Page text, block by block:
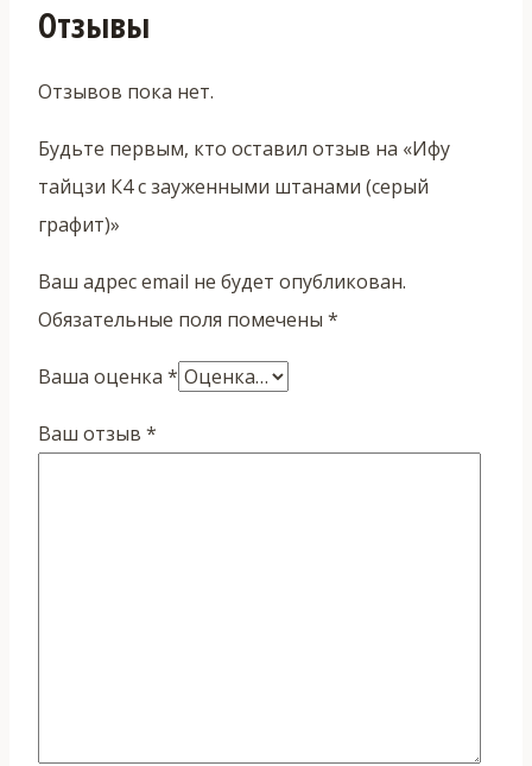
Отзывы
Отзывов пока нет.
Будьте первым, кто оставил отзыв на «Ифу
тайцзи К4 с зауженными штанами (серый
графит)»
Ваш адрес email не будет опубликован.
Обязательные поля помечены *
Ваша оценка *
Ваш отзыв *